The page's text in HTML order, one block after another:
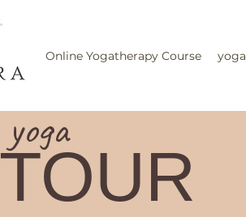
Online Yogatherapy Course
TOUR
yoga